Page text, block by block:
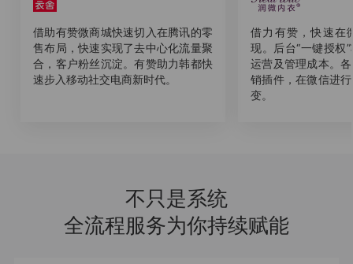
借助有赞微商城快速切入在腾讯的零
售布局，快速实现了去中心化流量聚
合，客户粉丝沉淀。有赞助力韩都快
速步入移动社交电商新时代。
借力有赞，快速在
现。后台“一键授权
运营及管理成本。
销插件，在微信进
变。
不只是系统
全流程服务为你持续赋能